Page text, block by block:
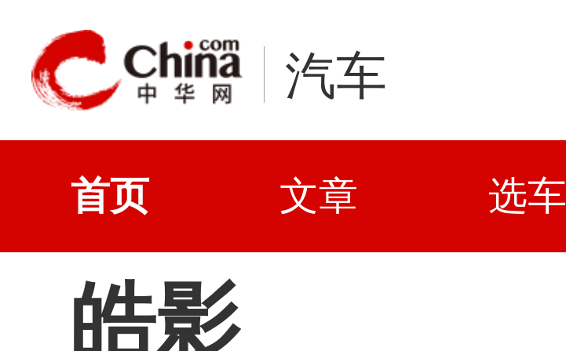
汽车
首页 文章 选车
皓影